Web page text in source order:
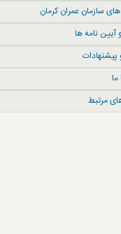
های سازمان عمران کرمان
آیین نامه ها
مرتبط